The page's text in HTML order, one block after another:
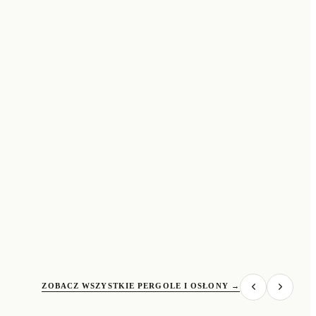
ZOBACZ WSZYSTKIE PERGOLE I OSŁONY →